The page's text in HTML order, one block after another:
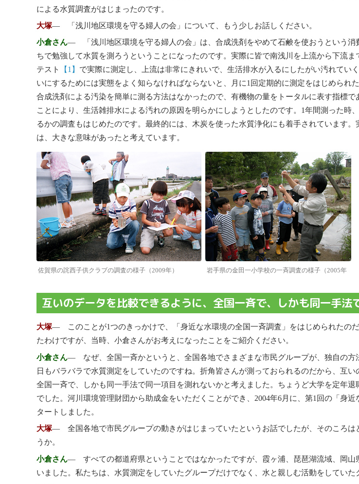
による水質調査がはじまったのです。
大塚― 「浅川地区環境を守る婦人の会」について、もう少しお話しください。
小倉さん― 「浅川地区環境を守る婦人の会」は、合成洗剤をやめて石鹸を使おうという消
ちで勉強して水質を測ろうということになったのです。実際に皆で南浅川を上流から下流
テスト
【1】 で実際に測定し、上流は非常にきれいで、生活排水が入るにしたがい汚れて
いにするためには実態をよく知らなければならないと、月に1回定期的に測定をはじめられ
合成洗剤による汚染を簡単に測る方法はなかったので、有機物の量をトータルに表す指標で
ことにより、生活雑排水による汚れの原因を明らかにしようとしたのです。1年間測った
るかの調査もはじめたのです。最終的には、木炭を使った水質浄化にも着手されています
は、大きな意味があったと考えています。
佐賀県の詫西子供クラブの調査の様子（2009年） 岩手県の金田一小学校の一斉調査の様子（2005年
互いのデータを比較できるように、全国一斉で、しかも同一手法
大塚― このことが1つのきっかけで、「身近な水環境の全国一斉調査」をはじめられたの
たわけですが、当時、小倉さんがお考えになったことをご紹介ください。
小倉さん― なぜ、全国一斉かというと、全国各地でさまざまな市民グループが、独自の方
日もバラバラで水質測定をしていたのですね。折角皆さんが測っておられるのだから、互い
全国一斉で、しかも同一手法で同一項目を測れないかと考えました。ちょうど大学を定年
でした。河川環境管理財団から助成金をいただくことができ、2004年6月に、第1回の「身
タートしました。
大塚― 全国各地で市民グループの動きがはじまっていたというお話でしたが、そのころは
うか。
小倉さん― すべての都道府県ということではなかったですが、霞ヶ浦、琵琶湖流域、岡山
いました。私たちは、水質測定をしていたグループだけでなく、水と親しむ活動をしていた